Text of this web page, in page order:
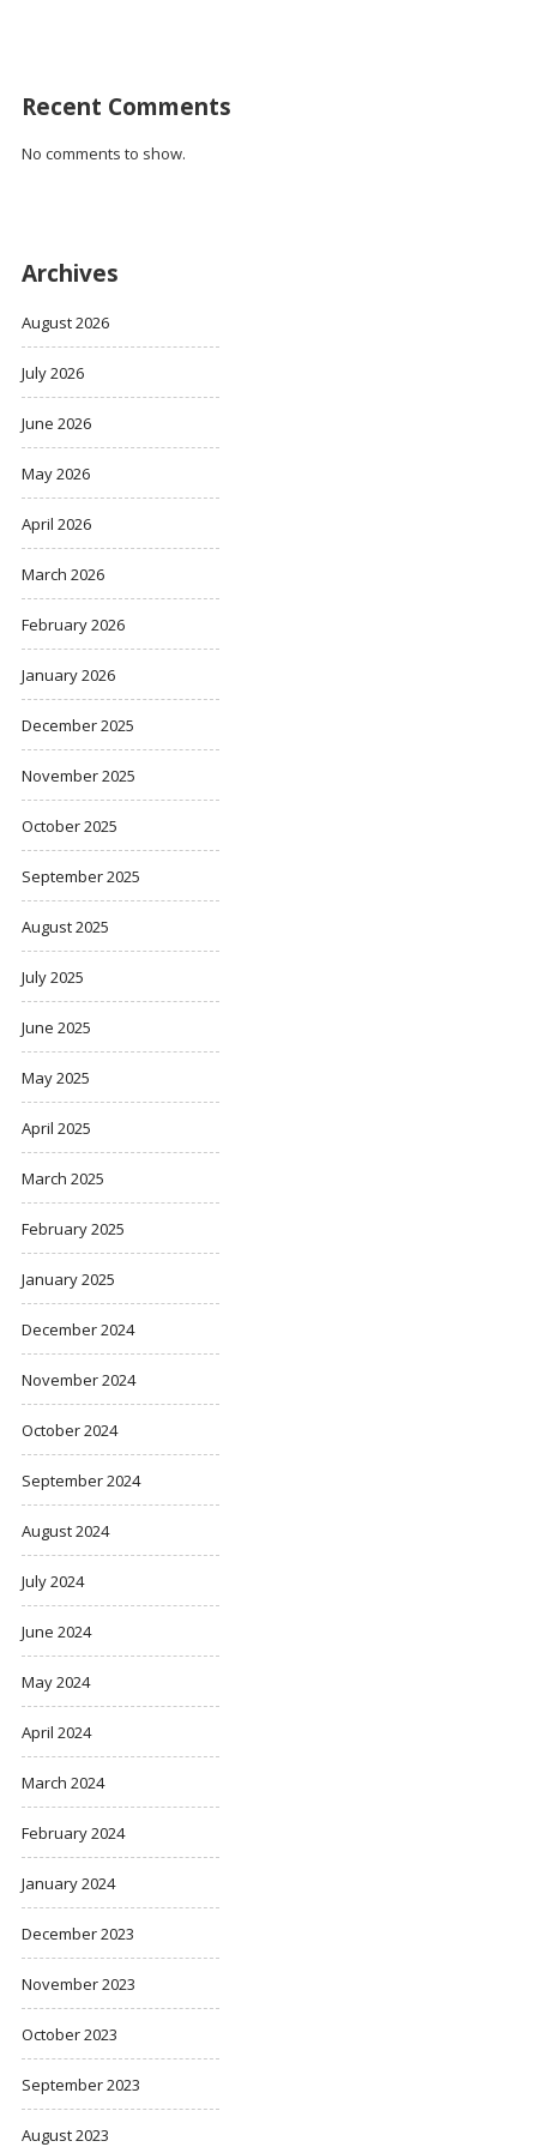
Recent Comments
No comments to show.
Archives
August 2026
July 2026
June 2026
May 2026
April 2026
March 2026
February 2026
January 2026
December 2025
November 2025
October 2025
September 2025
August 2025
July 2025
June 2025
May 2025
April 2025
March 2025
February 2025
January 2025
December 2024
November 2024
October 2024
September 2024
August 2024
July 2024
June 2024
May 2024
April 2024
March 2024
February 2024
January 2024
December 2023
November 2023
October 2023
September 2023
August 2023